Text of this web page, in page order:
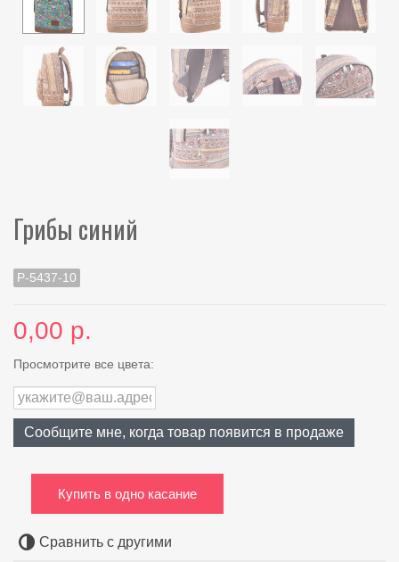
Грибы синий
Р-5437-10
0,00 р.
Просмотрите все цвета:
Сообщите мне, когда товар появится в продаже
Купить в одно касание
Сравнить с другими